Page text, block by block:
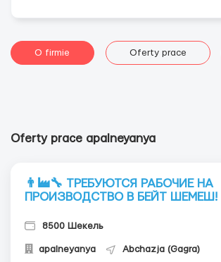
O firmie Oferty prace
Oferty prace apalneyanya
👨‍🏭🔧 ТРЕБУЮТСЯ РАБОЧИЕ НА
ПРОИЗВОДСТВО В БЕЙТ ШЕМЕШ!
8500 Шекель
apalneyanya Abchazja (Gagra)